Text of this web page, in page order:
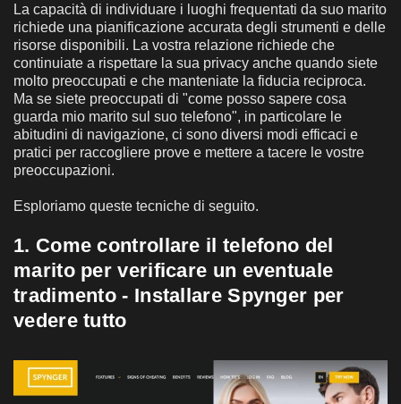
La capacità di individuare i luoghi frequentati da suo marito
richiede una pianificazione accurata degli strumenti e delle
risorse disponibili. La vostra relazione richiede che
continuiate a rispettare la sua privacy anche quando siete
molto preoccupati e che manteniate la fiducia reciproca.
Ma se siete preoccupati di "come posso sapere cosa
guarda mio marito sul suo telefono", in particolare le
abitudini di navigazione, ci sono diversi modi efficaci e
pratici per raccogliere prove e mettere a tacere le vostre
preoccupazioni.
Esploriamo queste tecniche di seguito.
1. Come controllare il telefono del
marito per verificare un eventuale
tradimento - Installare Spynger per
vedere tutto